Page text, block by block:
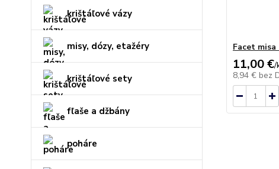
krištáľové vázy
misy, dózy, etažéry
krištáľové sety
fľaše a džbány
poháre
Facet misa
11,00 €/
8,94 € bez